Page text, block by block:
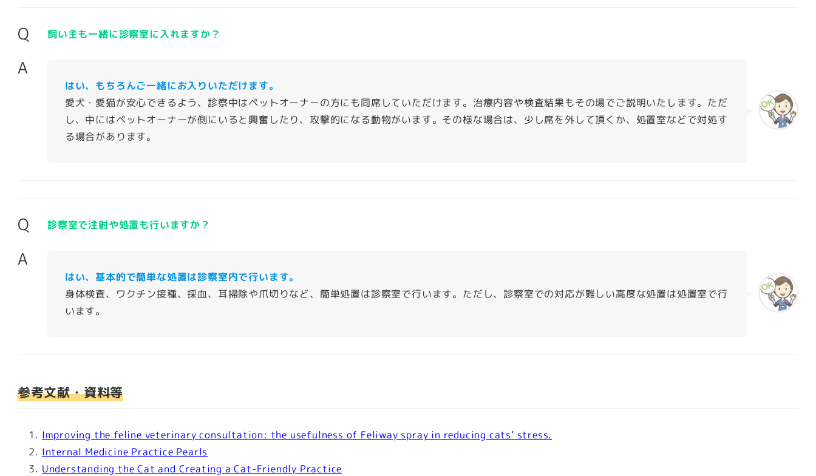
Q 飼い主も一緒に診察室に入れますか？
A
はい、もちろんご一緒にお入りいただけます。
愛犬・愛猫が安心できるよう、診察中はペットオーナーの方にも同席していただけます。治療内容や検査結果もその場でご説明いたします。ただ
し、中にはペットオーナーが側にいると興奮したり、攻撃的になる動物がいます。その様な場合は、少し席を外して頂くか、処置室などで対処す
る場合があります。
Q 診察室で注射や処置も行いますか？
A
はい、基本的で簡単な処置は診察室内で行います。
身体検査、ワクチン接種、採血、耳掃除や爪切りなど、簡単処置は診察室で行います。ただし、診察室での対応が難しい高度な処置は処置室で行
います。
参考文献・資料等
Improving the feline veterinary consultation: the usefulness of Feliway spray in reducing cats’ stress.
Internal Medicine Practice Pearls
Understanding the Cat and Creating a Cat-Friendly Practice